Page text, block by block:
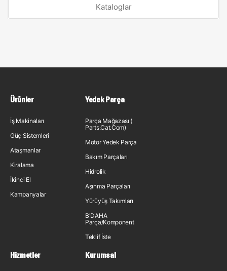
Kataloglar
Ürünler
İş Makinaları
Güç Sistemleri
Ataşmanlar
Kiralama
İkinci El
Kampanyalar
Yedek Parça
Parça Mağazası (
Parts.Cat.Com)
Motor Yedek Parça
Bakım Parçaları
Hidrolik
Aşınma Parçaları
Yürüyüş Takımları
B'DAHA
Parça/Komponent
Teklif İste
Hizmetler Kurumsal